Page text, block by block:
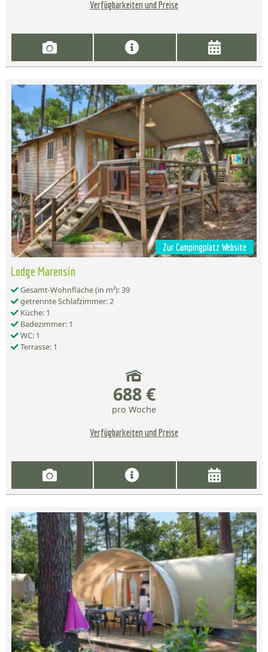
Verfügbarkeiten und Preise
Zur Campingplatz Website
Lodge Marensin
Gesamt-Wohnfläche (in m²): 39
getrennte Schlafzimmer: 2
Küche: 1
Badezimmer: 1
WC: 1
Terrasse: 1
688 €
pro Woche
Verfügbarkeiten und Preise